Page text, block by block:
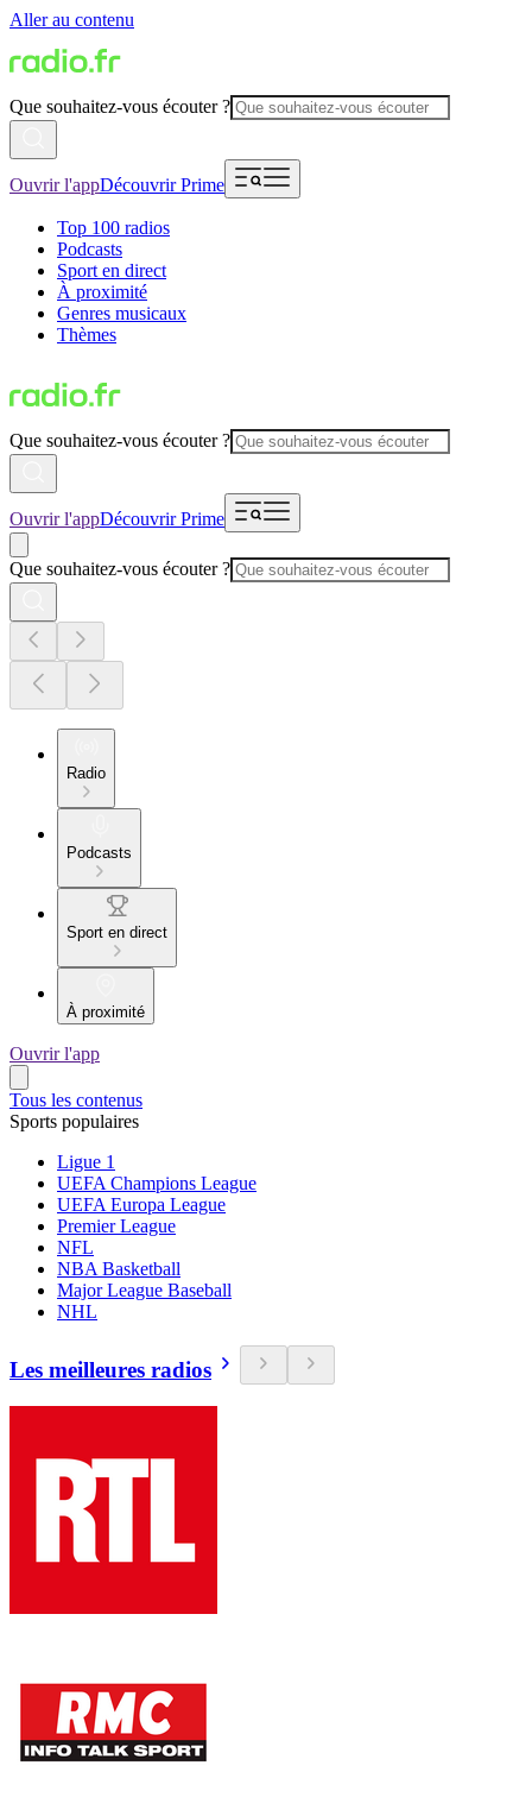
Aller au contenu
Que souhaitez-vous écouter ?
Ouvrir l'appDécouvrir Prime
Top 100 radios
Podcasts
Sport en direct
À proximité
Genres musicaux
Thèmes
Que souhaitez-vous écouter ?
Ouvrir l'appDécouvrir Prime
Que souhaitez-vous écouter ?
Radio
Podcasts
Sport en direct
À proximité
Ouvrir l'app
Tous les contenus
Sports populaires
Ligue 1
UEFA Champions League
UEFA Europa League
Premier League
NFL
NBA Basketball
Major League Baseball
NHL
Les meilleures radios